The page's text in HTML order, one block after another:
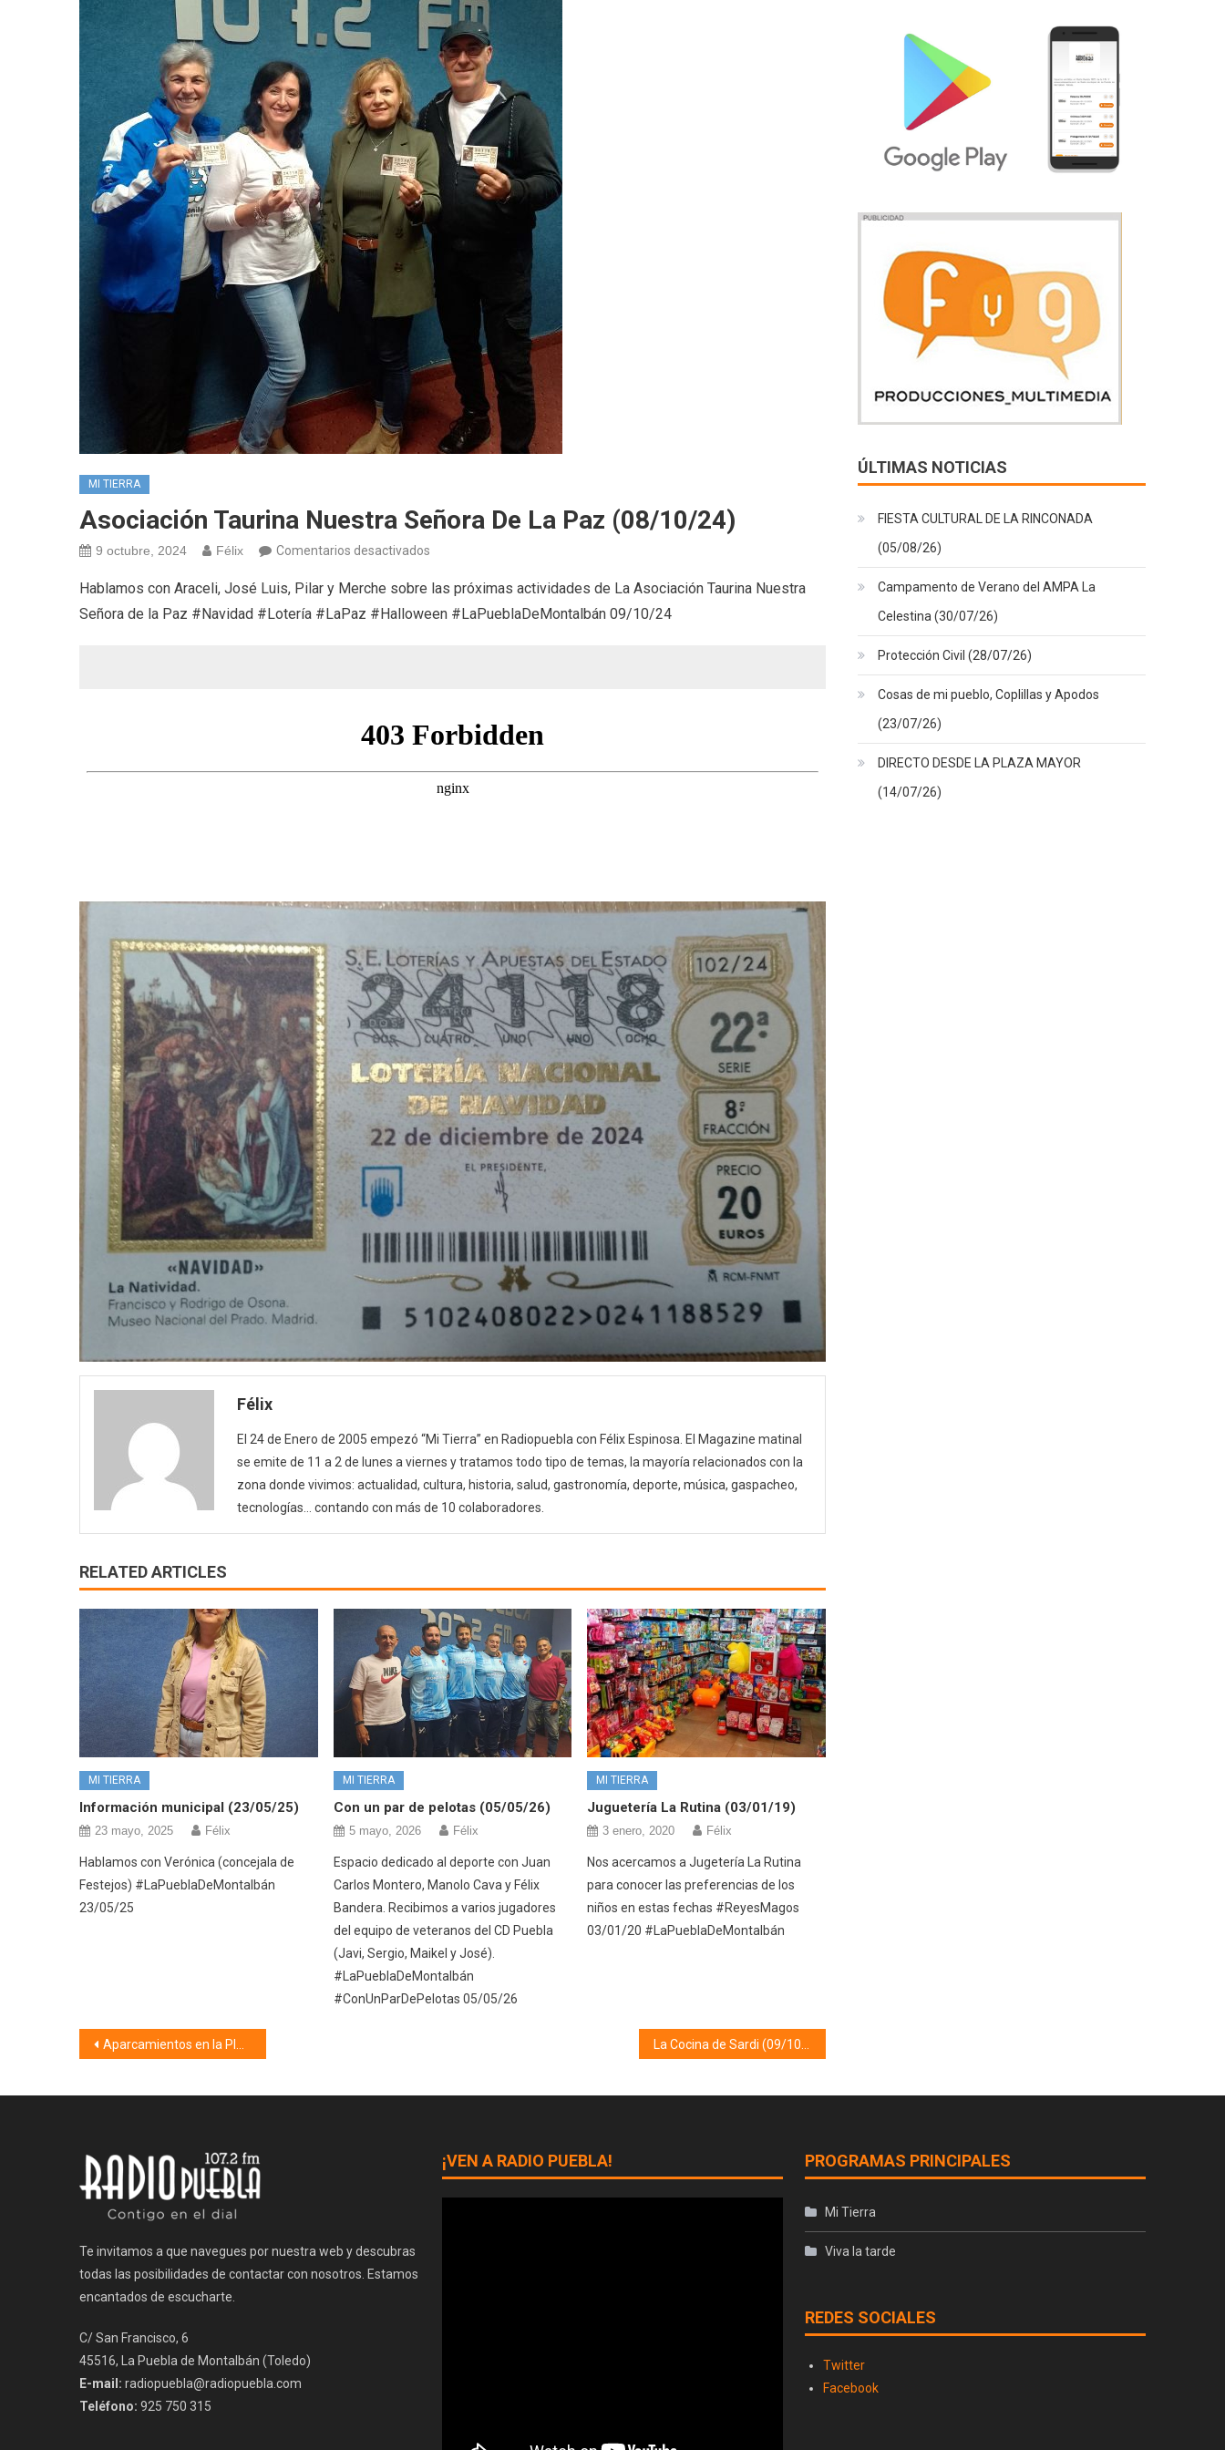
MI TIERRA
Asociación Taurina Nuestra Señora De La Paz (08/10/24)
9 octubre, 2024 Félix Comentarios desactivados
Taurina
Nuestra
(08/10/24)
Hablamos con Araceli, José Luis, Pilar y Merche sobre las próximas actividades de La Asociación Taurina Nuestra
Señora de la Paz #Navidad #Lotería #LaPaz #Halloween #LaPueblaDeMontalbán 09/10/24
Félix
El 24 de Enero de 2005 empezó “Mi Tierra” en Radiopuebla con Félix Espinosa. El Magazine matinal
se emite de 11 a 2 de lunes a viernes y tratamos todo tipo de temas, la mayoría relacionados con la
zona donde vivimos: actualidad, cultura, historia, salud, gastronomía, deporte, música, gaspacheo,
tecnologías… contando con más de 10 colaboradores.
RELATED ARTICLES
MI TIERRA
Información municipal (23/05/25)
23 mayo, 2025 Félix
Hablamos con Verónica (concejala de
Festejos) #LaPueblaDeMontalbán
23/05/25
MI TIERRA
Con un par de pelotas (05/05/26)
5 mayo, 2026 Félix
Espacio dedicado al deporte con Juan
Carlos Montero, Manolo Cava y Félix
Bandera. Recibimos a varios jugadores
del equipo de veteranos del CD Puebla
(Javi, Sergio, Maikel y José).
#LaPueblaDeMontalbán
#ConUnParDePelotas 05/05/26
MI TIERRA
Juguetería La Rutina (03/01/19)
3 enero, 2020 Félix
Nos acercamos a Jugetería La Rutina
para conocer las preferencias de los
niños en estas fechas #ReyesMagos
03/01/20 #LaPueblaDeMontalbán
Navegación
Aparcamientos en la Plaza Mayor (08/10/24) La Cocina de Sardi (09/10/24)
ÚLTIMAS NOTICIAS
FIESTA CULTURAL DE LA RINCONADA
(05/08/26)
Campamento de Verano del AMPA La
Celestina (30/07/26)
Protección Civil (28/07/26)
Cosas de mi pueblo, Coplillas y Apodos
(23/07/26)
DIRECTO DESDE LA PLAZA MAYOR
(14/07/26)
Te invitamos a que navegues por nuestra web y descubras
todas las posibilidades de contactar con nosotros. Estamos
encantados de escucharte.
C/ San Francisco, 6
45516, La Puebla de Montalbán (Toledo)
E-mail: radiopuebla@radiopuebla.com
Teléfono: 925 750 315
¡VEN A RADIO PUEBLA! PROGRAMAS PRINCIPALES
Mi Tierra
Viva la tarde
REDES SOCIALES
Twitter
Facebook